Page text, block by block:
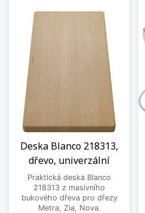
Deska Blanco 218313,
dřevo, univerzální
Praktická deska Blanco
218313 z masivního
bukového dřeva pro dřezy
Metra, Zia, Nova.